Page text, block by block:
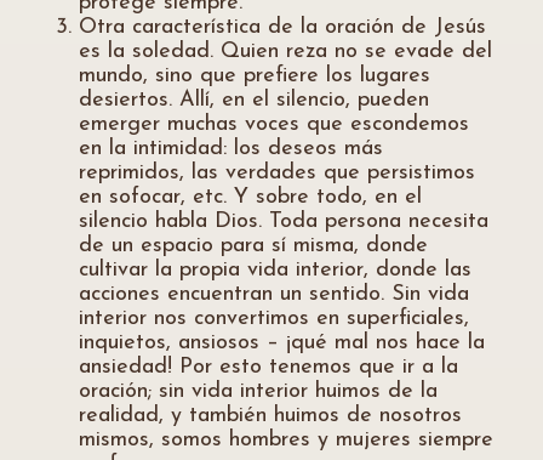
Otra característica de la oración de Jesús
es la soledad. Quien reza no se evade del
mundo, sino que prefiere los lugares
desiertos. Allí, en el silencio, pueden
emerger muchas voces que escondemos
en la intimidad: los deseos más
reprimidos, las verdades que persistimos
en sofocar, etc. Y sobre todo, en el
silencio habla Dios. Toda persona necesita
de un espacio para sí misma, donde
cultivar la propia vida interior, donde las
acciones encuentran un sentido. Sin vida
interior nos convertimos en superficiales,
inquietos, ansiosos – ¡qué mal nos hace la
ansiedad! Por esto tenemos que ir a la
oración; sin vida interior huimos de la
realidad, y también huimos de nosotros
mismos, somos hombres y mujeres siempre